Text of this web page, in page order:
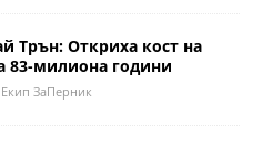
Трън: Откриха кост на
83-милиона години
Eкип ЗаПерник